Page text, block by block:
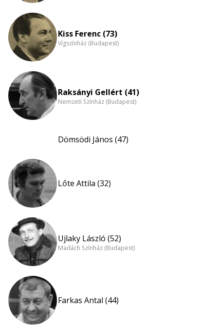
Kiss Ferenc (73)
Vígszínház (Budapest)
Raksányi Gellért (41)
Nemzeti Színház (Budapest)
Dömsödi János (47)
Lőte Attila (32)
Ujlaky László (52)
Madách Színház (Budapest)
Farkas Antal (44)